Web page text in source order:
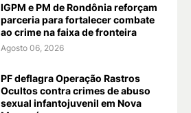
IGPM e PM de Rondônia reforçam
parceria para fortalecer combate
ao crime na faixa de fronteira
Agosto 06, 2026
PF deflagra Operação Rastros
Ocultos contra crimes de abuso
sexual infantojuvenil em Nova